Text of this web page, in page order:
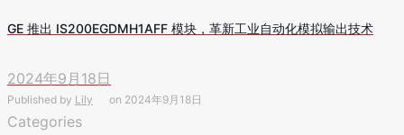
GE 推出 IS200EGDMH1AFF 模块，革新工业自动化模拟输出技术
2024年9月18日
Published by Lily on 2024年9月18日
Categories